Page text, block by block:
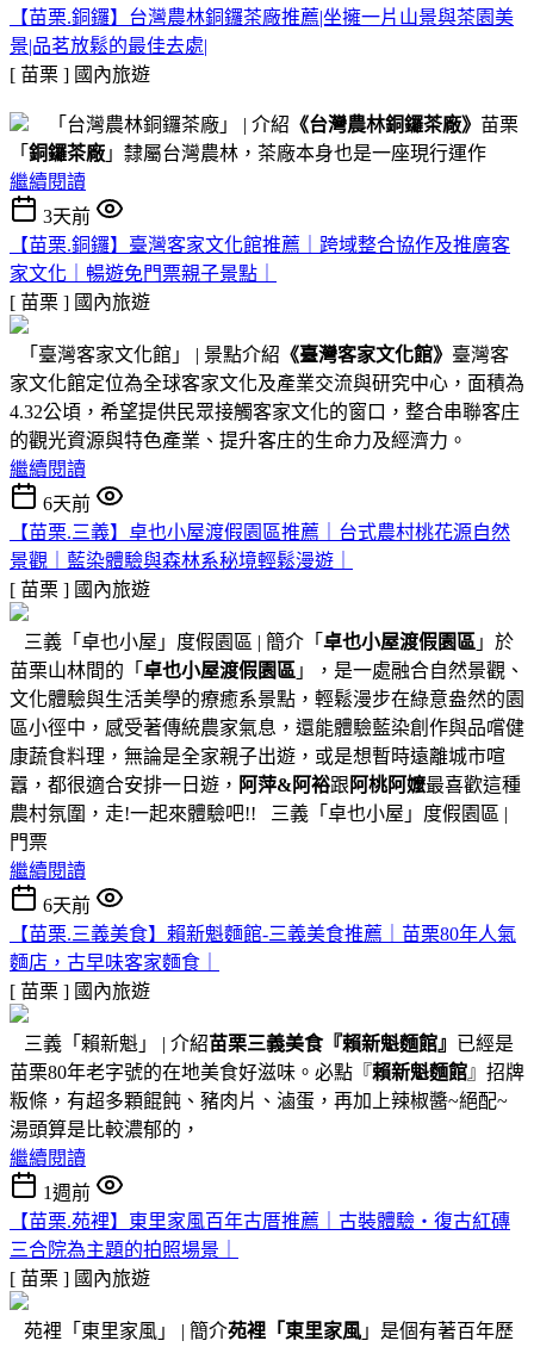
【苗栗.銅鑼】台灣農林銅鑼茶廠推薦|坐擁一片山景與茶園美
景|品茗放鬆的最佳去處|
[ 苗栗 ] 國內旅遊
「台灣農林銅鑼茶廠」 | 介紹 《台灣農林銅鑼茶廠》 苗栗
「 銅鑼茶廠 」隸屬台灣農林，茶廠本身也是一座現行運作
繼續閱讀
3天前
【苗栗.銅鑼】臺灣客家文化館推薦｜跨域整合協作及推廣客
家文化｜暢遊免門票親子景點｜
[ 苗栗 ] 國內旅遊
「臺灣客家文化館」 | 景點介紹 《臺灣客家文化館》 臺灣客
家文化館定位為全球客家文化及產業交流與研究中心，面積為
4.32公頃，希望提供民眾接觸客家文化的窗口，整合串聯客庄
的觀光資源與特色產業、提升客庄的生命力及經濟力。
繼續閱讀
6天前
【苗栗.三義】卓也小屋渡假園區推薦｜台式農村桃花源自然
景觀｜藍染體驗與森林系秘境輕鬆漫遊｜
[ 苗栗 ] 國內旅遊
三義「卓也小屋」度假園區 | 簡介「 卓也小屋渡假園區 」於
苗栗山林間的「 卓也小屋渡假園區 」，是一處融合自然景觀、
文化體驗與生活美學的療癒系景點，輕鬆漫步在綠意盎然的園
區小徑中，感受著傳統農家氣息，還能體驗藍染創作與品嚐健
康蔬食料理，無論是全家親子出遊，或是想暫時遠離城市喧
囂，都很適合安排一日遊， 阿萍&阿裕跟 阿桃阿嬤最喜歡這種
農村氛圍，走!一起來體驗吧!! 三義「卓也小屋」度假園區 |
門票
繼續閱讀
6天前
【苗栗.三義美食】賴新魁麵館-三義美食推薦｜苗栗80年人氣
麵店，古早味客家麵食｜
[ 苗栗 ] 國內旅遊
三義「賴新魁」 | 介紹苗栗三義美食『賴新魁麵館』 已經是
苗栗80年老字號的在地美食好滋味。必點『賴新魁麵館』招牌
粄條，有超多顆餛飩、豬肉片、滷蛋，再加上辣椒醬~絕配~
湯頭算是比較濃郁的，
繼續閱讀
1週前
【苗栗.苑裡】東里家風百年古厝推薦｜古裝體驗・復古紅磚
三合院為主題的拍照場景｜
[ 苗栗 ] 國內旅遊
苑裡「東里家風」 | 簡介苑裡「東里家風 」是個有著百年歷